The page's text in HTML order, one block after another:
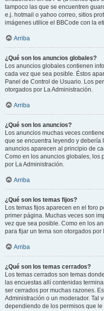
tampoco las que se encuentren
e.j. hotmail o yahoo correo, sitios
imágenes utilice el BBCode con la
Arriba
¿Qué son los anuncios globales?
Los anuncios globales contienen
cada vez que sea posible. Éstos
Panel de Control de Usuario. Los
otorgados por La Administración.
Arriba
¿Qué son los anuncios?
Los anuncios muchas veces
que se encuentra leyendo y
anuncios aparecen al principio de
Como en los anuncios globales, los
por La Administración.
Arriba
¿Qué son los temas fijos?
Los temas fijos aparecen en el foro
primer página. Muchas veces son
vez que sea posible. Como en los
para fijar un tema son otorgados por
Arriba
¿Qué son los temas cerrados?
Los temas cerrados son temas
las encuestas allí contenidas
ser cerrados por muchas razones.
Administración o un moderador. Tal
dependiendo de los permisos que